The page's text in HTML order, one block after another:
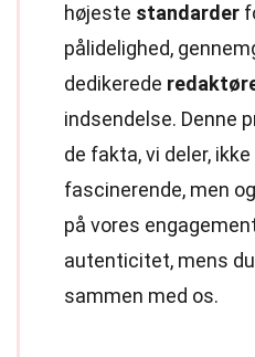
højeste standarder
pålidelighed,
dedikerede
indsendelse. Denne
de fakta, vi deler,
fascinerende, men
på vores
autenticitet, mens
sammen med os.